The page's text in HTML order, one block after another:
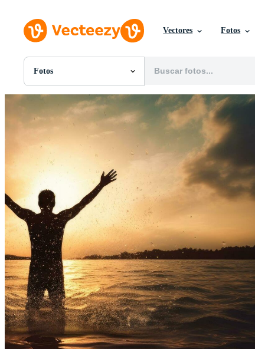
Vectores Fotos
Fotos
Todas Imágenes
PNGs
Plantillas
Vectores
Videos
Gráficos en Movimiento
Imágenes Editoriales
Eventos Editoriales